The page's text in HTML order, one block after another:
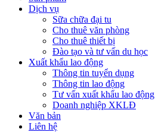
Dịch vụ
Sữa chữa đại tu
Cho thuê văn phòng
Cho thuê thiết bị
Đào tạo và tư vấn du học
Xuất khẩu lao động
Thông tin tuyển dụng
Thông tin lao động
Tư vấn xuất khẩu lao động
Doanh nghiệp XKLĐ
Văn bản
Liên hệ